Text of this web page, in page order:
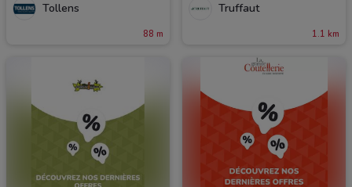
Tollens
88 m
Truffaut
1.1 km